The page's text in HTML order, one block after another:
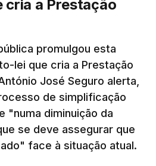
a Prestação
promulgou esta
lei que cria a Prestação
José Seguro alerta,
de simplificação
"numa diminuição da
se deve assegurar que
face à situação atual.